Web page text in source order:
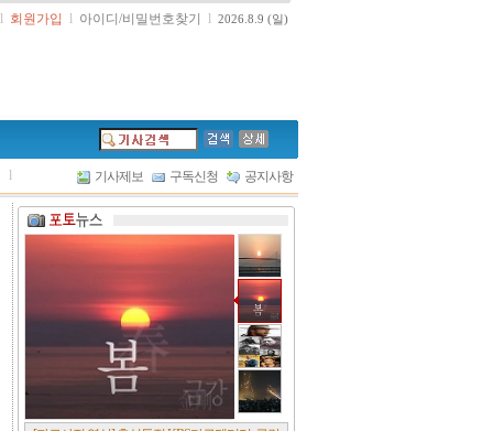
l 회원가입 l 아이디/비밀번호찾기 l 2026.8.9 (일)
l 기사제보 구독신청 공지사항